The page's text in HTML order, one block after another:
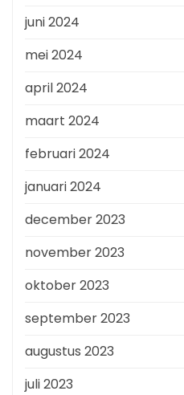
juni 2024
mei 2024
april 2024
maart 2024
februari 2024
januari 2024
december 2023
november 2023
oktober 2023
september 2023
augustus 2023
juli 2023